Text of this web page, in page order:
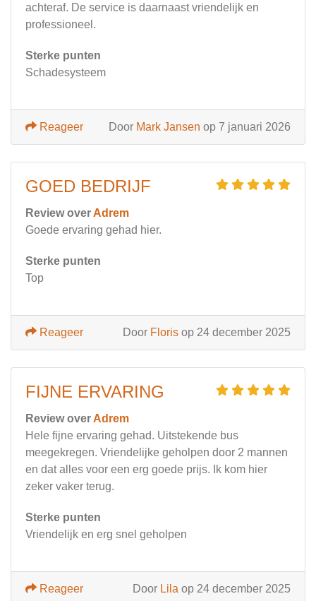
achteraf. De service is daarnaast vriendelijk en
professioneel.
Sterke punten
Schadesysteem
Door Mark Jansen op 7 januari 2026
Reageer
GOED BEDRIJF
Review over Adrem
Goede ervaring gehad hier.
Sterke punten
Top
Door Floris op 24 december 2025
Reageer
FIJNE ERVARING
Review over Adrem
Hele fijne ervaring gehad. Uitstekende bus
meegekregen. Vriendelijke geholpen door 2 mannen
en dat alles voor een erg goede prijs. Ik kom hier
zeker vaker terug.
Sterke punten
Vriendelijk en erg snel geholpen
Door Lila op 24 december 2025
Reageer